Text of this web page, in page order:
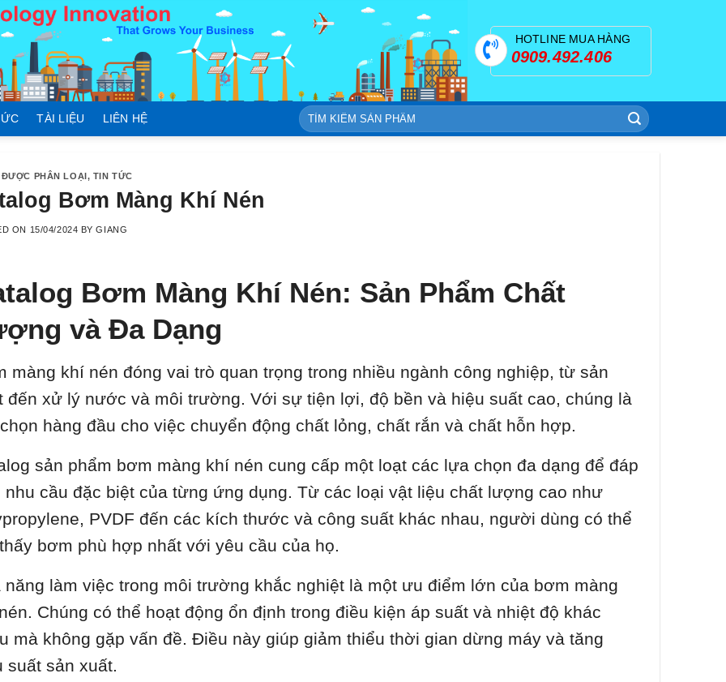
HOTLINE MUA HÀNG
0909.492.406
TÀI LIỆU LIÊN HỆ
Tìm
kiếm:
PHÂN LOẠI, TIN TỨC
Bơm Màng Khí Nén
ON 15/04/2024 BYGIANG
Bơm Màng Khí Nén: Sản Phẩm Chất
và Đa Dạng
màng khí nén đóng vai trò quan trọng trong nhiều ngành công nghiệp, từ sản
đến xử lý nước và môi trường. Với sự tiện lợi, độ bền và hiệu suất cao, chúng là
hàng đầu cho việc chuyển động chất lỏng, chất rắn và chất hỗn hợp.
sản phẩm bơm màng khí nén cung cấp một loạt các lựa chọn đa dạng để đáp
nhu cầu đặc biệt của từng ứng dụng. Từ các loại vật liệu chất lượng cao như
PVDF đến các kích thước và công suất khác nhau, người dùng có thể
bơm phù hợp nhất với yêu cầu của họ.
năng làm việc trong môi trường khắc nghiệt là một ưu điểm lớn của bơm màng
Chúng có thể hoạt động ổn định trong điều kiện áp suất và nhiệt độ khác
mà không gặp vấn đề. Điều này giúp giảm thiểu thời gian dừng máy và tăng
suất sản xuất.